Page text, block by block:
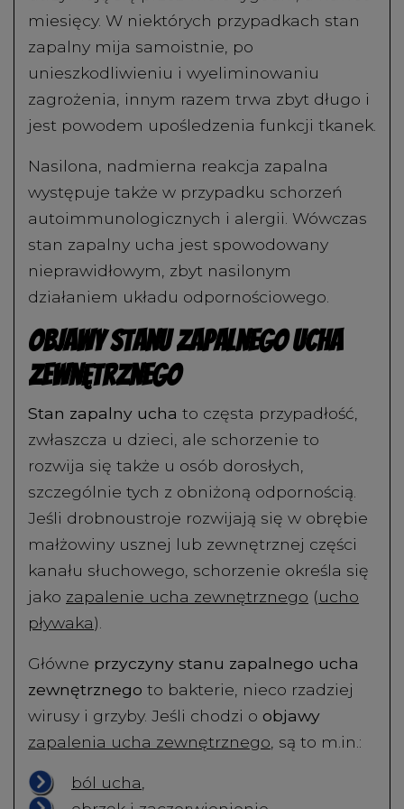
miesięcy. W niektórych przypadkach stan
zapalny mija samoistnie, po
unieszkodliwieniu i wyeliminowaniu
zagrożenia, innym razem trwa zbyt długo i
jest powodem upośledzenia funkcji tkanek.
Nasilona, nadmierna reakcja zapalna
występuje także w przypadku schorzeń
autoimmunologicznych i alergii. Wówczas
stan zapalny ucha jest spowodowany
nieprawidłowym, zbyt nasilonym
działaniem układu odpornościowego.
Objawy stanu zapalnego ucha
zewnętrznego
Stan zapalny ucha to częsta przypadłość,
zwłaszcza u dzieci, ale schorzenie to
rozwija się także u osób dorosłych,
szczególnie tych z obniżoną odpornością.
Jeśli drobnoustroje rozwijają się w obrębie
małżowiny usznej lub zewnętrznej części
kanału słuchowego, schorzenie określa się
jako zapalenie ucha zewnętrznego (ucho
pływaka).
Główne przyczyny stanu zapalnego ucha
zewnętrznego to bakterie, nieco rzadziej
wirusy i grzyby. Jeśli chodzi o objawy
zapalenia ucha zewnętrznego, są to m.in.:
ból ucha,